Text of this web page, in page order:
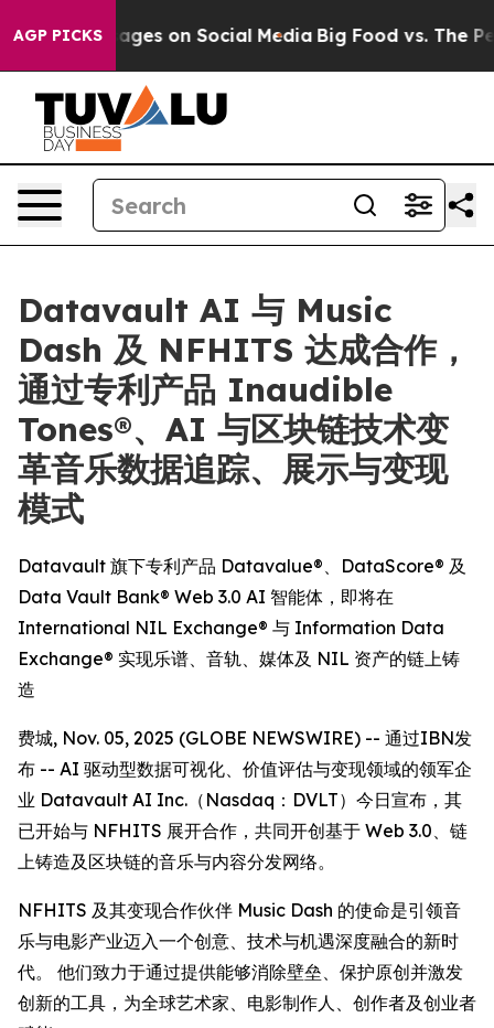
AGP PICKS
Messages on Social Media Big Food vs. The
Datavault AI 与 Music
Dash 及 NFHITS 达成合作，
通过专利产品 Inaudible
Tones®、AI 与区块链技术变
革音乐数据追踪、展示与变现
模式
Datavault 旗下专利产品 Datavalue®、DataScore® 及
Data Vault Bank® Web 3.0 AI 智能体，即将在
International NIL Exchange® 与 Information Data
Exchange® 实现乐谱、音轨、媒体及 NIL 资产的链上铸
造
费城, Nov. 05, 2025 (GLOBE NEWSWIRE) -- 通过IBN发
布 -- AI 驱动型数据可视化、价值评估与变现领域的领军企
业 Datavault AI Inc.（Nasdaq：DVLT）今日宣布，其
已开始与 NFHITS 展开合作，共同开创基于 Web 3.0、链
上铸造及区块链的音乐与内容分发网络。
NFHITS 及其变现合作伙伴 Music Dash 的使命是引领音
乐与电影产业迈入一个创意、技术与机遇深度融合的新时
代。 他们致力于通过提供能够消除壁垒、保护原创并激发
创新的工具，为全球艺术家、电影制作人、创作者及创业者